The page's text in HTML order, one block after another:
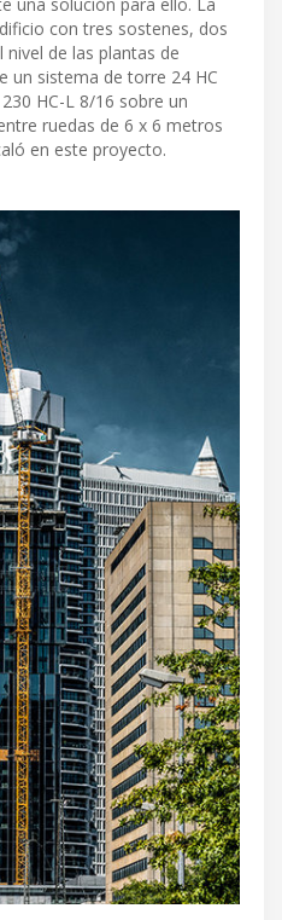
con tres sostenes, dos
de las plantas de
un sistema de torre 24 HC
HC-L 8/16 sobre un
ruedas de 6 x 6 metros
en este proyecto.